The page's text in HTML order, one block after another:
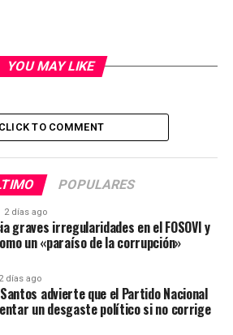
YOU MAY LIKE
CLICK TO COMMENT
POPULARES
2 días ago
graves irregularidades en el FOSOVI y
un «paraíso de la corrupción»
2 días ago
advierte que el Partido Nacional
un desgaste político si no corrige